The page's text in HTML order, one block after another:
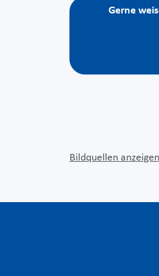
Gerne
Bildquellen anzeigen